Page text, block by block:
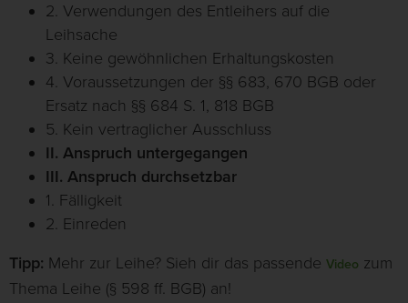
2. Verwendungen des Entleihers auf die
Leihsache
3. Keine gewöhnlichen Erhaltungskosten
4. Voraussetzungen der §§ 683, 670 BGB oder
Ersatz nach §§ 684 S. 1, 818 BGB
5. Kein vertraglicher Ausschluss
II. Anspruch untergegangen
III. Anspruch durchsetzbar
1. Fälligkeit
2. Einreden
Tipp: Mehr zur Leihe? Sieh dir das passende Video zum
Thema Leihe (§ 598 ff. BGB) an!